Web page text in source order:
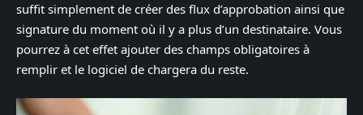
suffit simplement de créer des flux d’approbation ainsi que
signature du moment où il y a plus d’un destinataire. Vous
pourrez à cet effet ajouter des champs obligatoires à
remplir et le logiciel de chargera du reste.